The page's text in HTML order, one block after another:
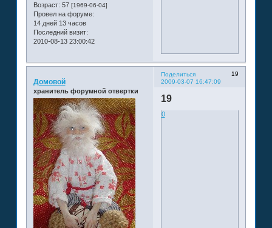
Возраст: 57 [1969-06-04]
Провел на форуме:
14 дней 13 часов
Последний визит:
2010-08-13 23:00:42
Поделиться
19
2009-03-07 16:47:09
Домовой
хранитель форумной отвертки
19
0